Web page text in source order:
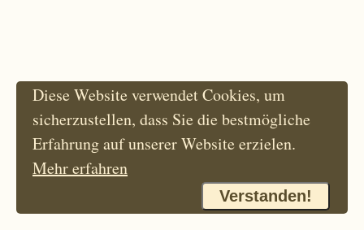
Diese Website verwendet Cookies, um
sicherzustellen, dass Sie die bestmögliche
Erfahrung auf unserer Website erzielen.
Mehr erfahren
Verstanden!